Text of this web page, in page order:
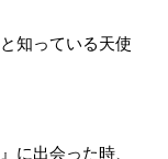
知っている天使
に出会った時、